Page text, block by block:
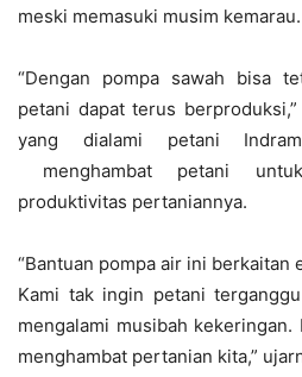
meski memasuki musim kemarau.
“Dengan pompa sawah bisa
petani dapat terus
yang dialami petani
menghambat petani
produktivitas pertaniannya.
“Bantuan pompa air ini berkaitan
Kami tak ingin petani
mengalami musibah
menghambat pertanian kita,”